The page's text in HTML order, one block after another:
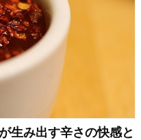
生み出す辛さの快感と